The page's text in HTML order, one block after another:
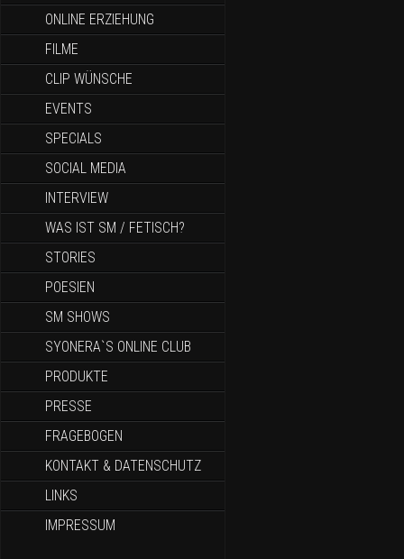
ONLINE ERZIEHUNG
FILME
CLIP WÜNSCHE
EVENTS
SPECIALS
SOCIAL MEDIA
INTERVIEW
WAS IST SM / FETISCH?
STORIES
POESIEN
SM SHOWS
SYONERA`S ONLINE CLUB
PRODUKTE
PRESSE
FRAGEBOGEN
KONTAKT & DATENSCHUTZ
LINKS
IMPRESSUM